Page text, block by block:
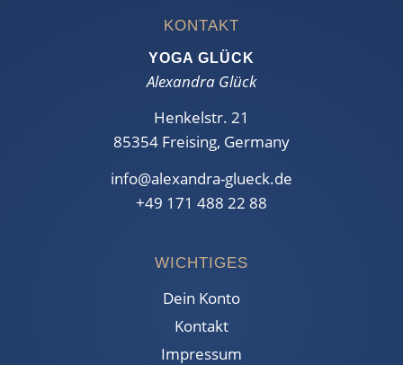
KONTAKT
YOGA GLÜCK
Alexandra Glück
Henkelstr. 21
85354 Freising, Germany
info@alexandra-glueck.de
+49 171 488 22 88
WICHTIGES
Dein Konto
Kontakt
Impressum